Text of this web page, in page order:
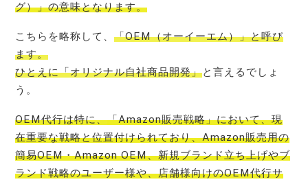
グ）」の意味となります。
こちらを略称して、「OEM（オーイーエム）」と呼び
ます。
ひとえに「オリジナル自社商品開発」と言えるでしょ
う。
OEM代行は特に、「Amazon販売戦略」において、現
在重要な戦略と位置付けられており、Amazon販売用の
簡易OEM・Amazon OEM、新規ブランド立ち上げやブ
ランド戦略のユーザー様や、店舗様向けのOEM代行サ